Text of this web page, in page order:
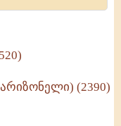
- II ტომი
-
(2390)